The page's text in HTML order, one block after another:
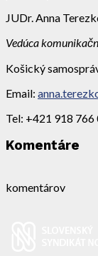
JUDr. Anna
Vedúca
Košický
Email:
Tel: +421 918 766
Komentáre
komentárov